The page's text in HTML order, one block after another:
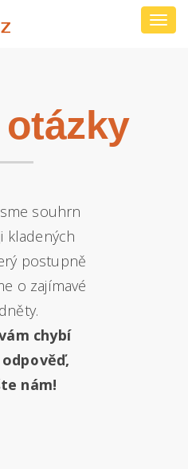
souhrn
kladených
postupně
o zajímavé
chybí
nám!